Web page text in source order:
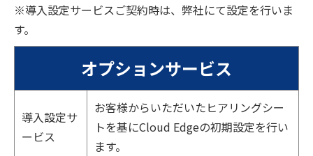
※導入設定サービスご契約時は、弊社にて設定を行いま
す。
オプションサービス
導入設定サ
ービス
お客様からいただいたヒアリングシー
トを基にCloud Edgeの初期設定を行い
ます。